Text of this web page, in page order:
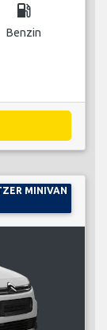
local_gas_station
Benzin
MINIVAN